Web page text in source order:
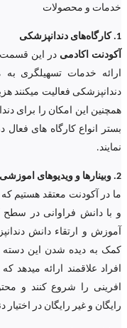
خدمات و محصولات
1. کارگاه‌های دندانپزشکی
آکودنت اکادمی در این قسمت
ارائه خدمات تسهیلگری
دندانپزشکی فعالیت میکنند
همچنین این امکان را برای
بستر انواع کارگاه های
نمایند.
2. وبینارها و ویدیوهای اموزشی
ما در آکودنت معتقد هستیم
و با دانش فراوانی در سطح
آموزش و ارتقاء دانش
کمک به دیده شدن این دسته
افراد علاقمند ارائه میدهد
افرینی را شروع کنند و
رایگان و غیر رایگان در اختیار